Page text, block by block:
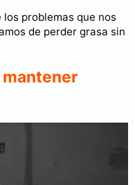
los problemas que nos
de perder grasa sin
mantener